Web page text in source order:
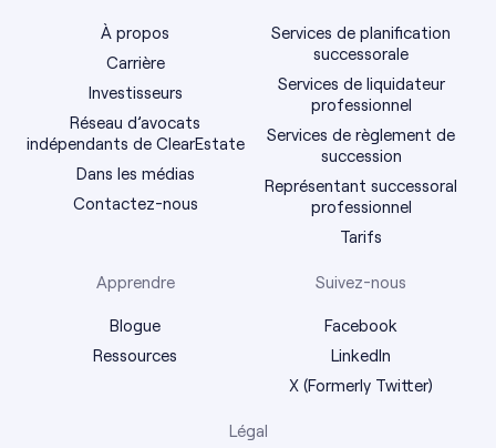
À propos
Carrière
Investisseurs
Réseau d’avocats
indépendants de ClearEstate
Dans les médias
Contactez-nous
Services de planification
successorale
Services de liquidateur
professionnel
Services de règlement de
succession
Représentant successoral
professionnel
Tarifs
Apprendre
Blogue
Ressources
Suivez-nous
Facebook
LinkedIn
X (Formerly Twitter)
Légal